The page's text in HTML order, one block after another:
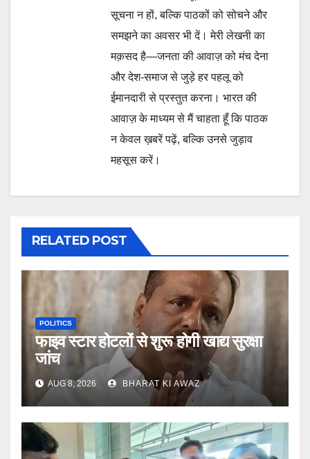
सूचना न हों, बल्कि पाठकों को सोचने और
समझने का अवसर भी दें। मेरी लेखनी का
मक़सद है—जनता की आवाज़ को मंच देना
और देश-समाज से जुड़े हर पहलू को
ईमानदारी से प्रस्तुत करना। भारत की
आवाज़ के माध्यम से मैं चाहता हूँ कि पाठक
न केवल ख़बरें पढ़ें, बल्कि उनसे जुड़ाव
महसूस करें।
RELATED POST
POLITICS
फाइव स्टार होटलों से शुरू होगी खाद्य सुरक्षा
जांच
AUG 8, 2026 BHARAT KI AWAZ